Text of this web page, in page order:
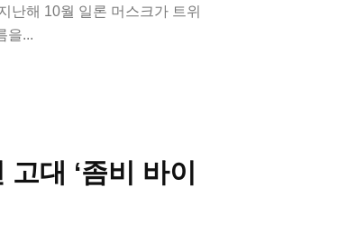
난해 10월 일론 머스크가 트위
을...
대 ‘좀비 바이